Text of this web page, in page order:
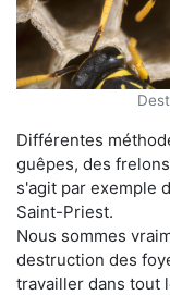
Différentes
guêpes, des
s'agit par exemple
Saint-Priest.
Nous sommes
destruction des
travailler dans tout